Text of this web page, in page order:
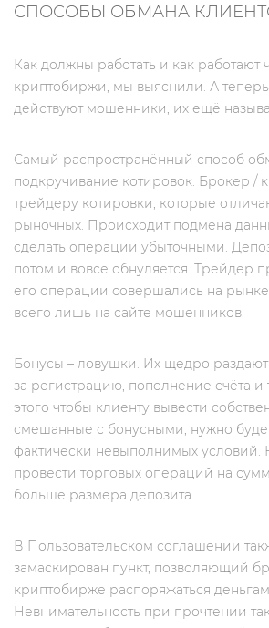
СПОСОБЫ ОБМАНА
Как должны работать и как работают
криптобиржи, мы выяснили. А
действуют мошенники, их ещё
Самый распространённый способ
подкручивание котировок. Брокер /
трейдеру котировки, которые
рыночных. Происходит подмена
сделать операции убыточными.
потом и вовсе обнуляется. Трейдер
его операции совершались на
всего лишь на сайте мошенников.
Бонусы – ловушки. Их щедро раздают
за регистрацию, пополнение счёта и
этого чтобы клиенту вывести
смешанные с бонусными, нужно
фактически невыполнимых условий.
провести торговых операций на
больше размера депозита.
В Пользовательском соглашении
замаскирован пункт, позволяющий
криптобирже распоряжаться
Невнимательность при прочтении